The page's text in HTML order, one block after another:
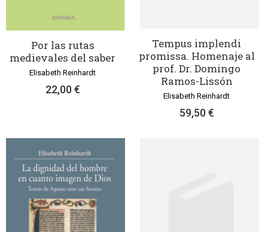
Por las rutas
medievales del saber
Elisabeth Reinhardt
22,00 €
Tempus implendi
promissa. Homenaje al
prof. Dr. Domingo
Ramos-Lissón
Elisabeth Reinhardt
59,50 €